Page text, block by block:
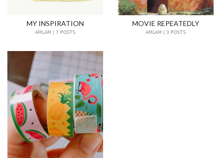
MY INSPIRATION
AMLAM | 7 POSTS
MOVIE REPEATEDLY
AMLAM | 3 POSTS